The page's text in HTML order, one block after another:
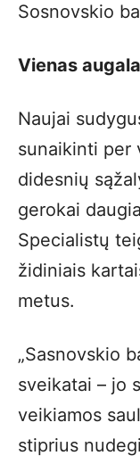
Sosnovskio
Vienas
Naujai
sunaikinti per
didesnių
gerokai
Specialistų
židiniais
metus.
„Sasnovskio
sveikatai – jo
veikiamos
stiprius